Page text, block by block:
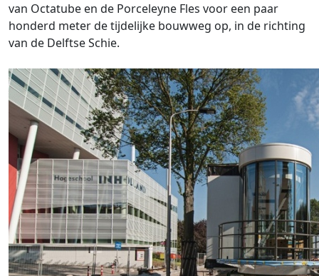
van Octatube en de Porceleyne Fles voor een paar
honderd meter de tijdelijke bouwweg op, in de richting
van de Delftse Schie.